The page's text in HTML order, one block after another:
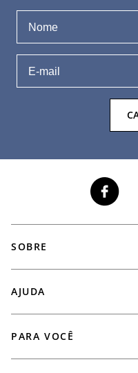
SOBRE
Seja um Revendedor
AJUDA
PARA VOCÊ